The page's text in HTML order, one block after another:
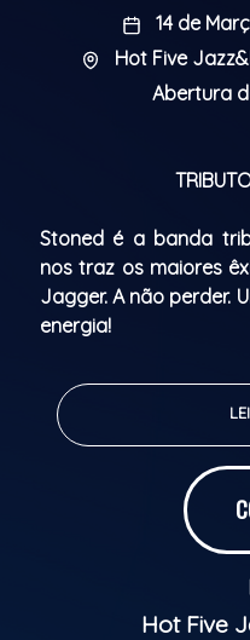
14 de
Hot Five
Abertura
TRIBUTO
Stoned é a banda
nos traz os maiores
Jagger. A não perder.
energia!
Abertura de portas:
Início do espetáculo:
THE ROLLING
Stoned is the
brings us theHot Five